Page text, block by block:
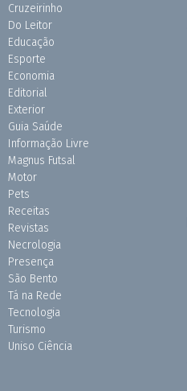
Cruzeirinho
Do Leitor
Educação
Esporte
Economia
Editorial
Exterior
Guia Saúde
Informação Livre
Magnus Futsal
Motor
Pets
Receitas
Revistas
Necrologia
Presença
São Bento
Tá na Rede
Tecnologia
Turismo
Uniso Ciência